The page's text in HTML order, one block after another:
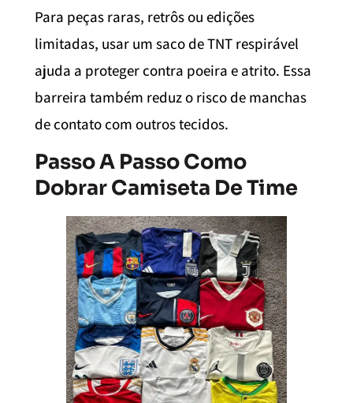
Para peças raras, retrôs ou edições
limitadas, usar um saco de TNT respirável
ajuda a proteger contra poeira e atrito. Essa
barreira também reduz o risco de manchas
de contato com outros tecidos.
Passo A Passo Como
Dobrar Camiseta De Time